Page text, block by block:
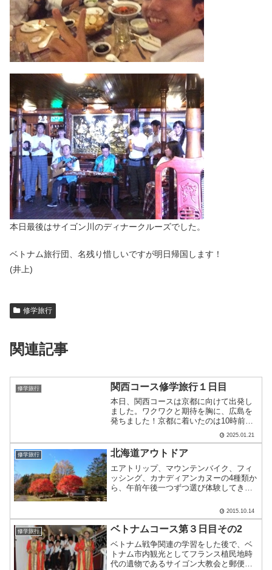
本日最後はサイゴン川のディナークルーズでした。
ベトナム旅行団、名残り惜しいですが明日帰国します！
(井上)
修学旅行
関連記事
修学旅行 関西コース修学旅行１日目
本日、関西コースは京都に向けて出発し
ました。ワクワクと期待を胸に、広島を
発ちました！京都に着いたのは10時前。
天気は晴れ、気温は12℃と天候にも恵ま
れました。京都駅からバスで移動して、
まずは嵐山(渡月橋前)で集合写真をパシャ
リ。京都の伝統的.....
2025.01.21
修学旅行 北海道アウトドア
エアトリップ、マウンテンバイク、フィ
ッシング、カナディアンカヌーの4種類か
ら、午前午後一つずつ選び体験してきま
15mの高さに張られたワイヤーにぶら下
がり、鳥やモモンガの気持ちになってみ
ようというもの。イ.....
2015.10.14
修学旅行 ベトナムコース第３日目その2
ベトナム戦争関連の学習をした後で、ベ
トナム市内観光としてフランス植民地時
代の遺物であるサイゴン大教会と郵便局